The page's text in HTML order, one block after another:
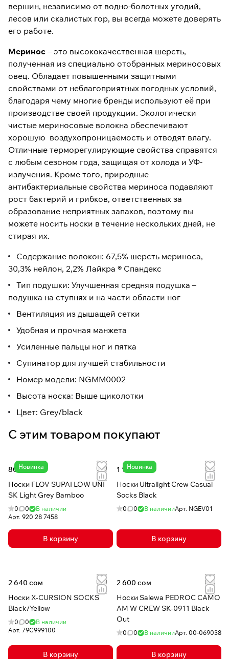
вершин, независимо от водно-болотных угодий,
лесов или скалистых гор, вы всегда можете доверять
его работе.
Меринос – это высококачественная шерсть,
полученная из специально отобранных мериносовых
овец. Обладает повышенными защитными
свойствами от неблагоприятных погодных условий,
благодаря чему многие бренды используют её при
производстве своей продукции. Экологически
чистые мериносовые волокна обеспечивают
хорошую воздухопроницаемость и отводят влагу.
Отличные терморегулирующие свойства справятся
с любым сезоном года, защищая от холода и УФ-
излучения. Кроме того, природные
антибактериальные свойства мериноса подавляют
рост бактерий и грибков, ответственных за
образование неприятных запахов, поэтому вы
можете носить носки в течение нескольких дней, не
стирая их.
Содержание волокон: 67,5% шерсть мериноса,
30,3% нейлон, 2,2% Лайкра ® Спандекс
Тип подушки: Улучшенная средняя подушка –
подушка на ступнях и на части области ног
Вентиляция из дышащей сетки
Удобная и прочная манжета
Усиленные пальцы ног и пятка
Супинатор для лучшей стабильности
Номер модели: NGMM0002
Высота носка: Выше щиколотки
Цвет: Grey/black
С этим товаром покупают
Новинка
800 сом
Носки FLOV SUPAI LOW UNI
SK Light Grey Bamboo
0 0
В наличии
Арт. 920 28 7458
В корзину
Новинка
1 140 сом
Носки Ultralight Crew Casual
Socks Black
0 0 В наличииАрт. NGEV01
В корзину
2 640 сом
Носки X-CURSION SOCKS
Black/Yellow
0 0
В наличии
Арт. 79C999100
В корзину
2 600 сом
Носки Salewa PEDROC CAMO
AM W CREW SK-0911 Black
Out
0 0 В наличииАрт. 00-069038
В корзину